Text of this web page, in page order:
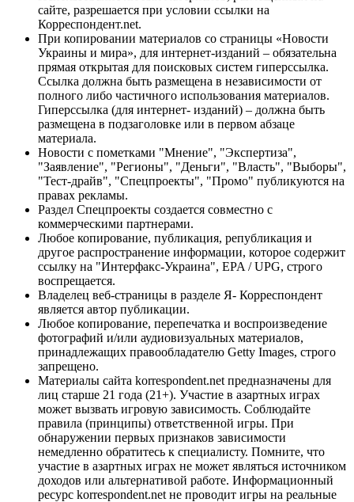
сайте, разрешается при условии ссылки на
Корреспондент.net.
При копировании материалов со страницы «Новости
Украины и мира», для интернет-изданий – обязательна
прямая открытая для поисковых систем гиперссылка.
Ссылка должна быть размещена в независимости от
полного либо частичного использования материалов.
Гиперссылка (для интернет- изданий) – должна быть
размещена в подзаголовке или в первом абзаце
материала.
Новости с пометками "Мнение", "Экспертиза",
"Заявление", "Регионы", "Деньги", "Власть", "Выборы",
"Тест-драйв", "Спецпроекты", "Промо" публикуются на
правах рекламы.
Раздел Спецпроекты создается совместно с
коммерческими партнерами.
Любое копирование, публикация, републикация и
другое распространение информации, которое содержит
ссылку на "Интерфакс-Украина", EPA / UPG, строго
воспрещается.
Владелец веб-страницы в разделе Я- Корреспондент
является автор публикации.
Любое копирование, перепечатка и воспроизведение
фотографий и/или аудиовизуальных материалов,
принадлежащих правообладателю Getty Images, строго
запрещено.
Материалы сайта korrespondent.net предназначены для
лиц старше 21 года (21+). Участие в азартных играх
может вызвать игровую зависимость. Соблюдайте
правила (принципы) ответственной игры. При
обнаружении первых признаков зависимости
немедленно обратитесь к специалисту. Помните, что
участие в азартных играх не может являться источником
доходов или альтернативой работе. Информационный
ресурс korrespondent.net не проводит игры на реальные